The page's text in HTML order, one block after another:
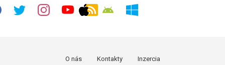
O nás Kontakty Inzercia